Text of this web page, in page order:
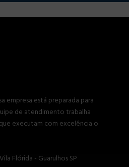
empresa está preparada para
de atendimento trabalha
executam com excelência o
Flórida - Guarulhos SP